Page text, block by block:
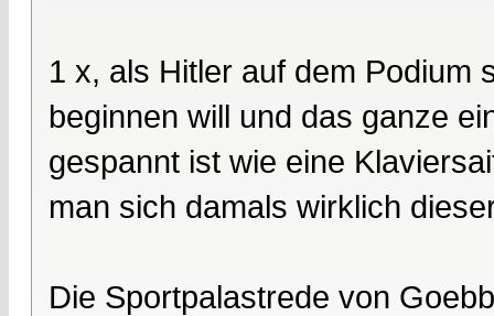
1 x, als Hitler auf dem Podium
beginnen will und das ganze
gespannt ist wie eine
man sich damals wirklich
Die Sportpalastrede von